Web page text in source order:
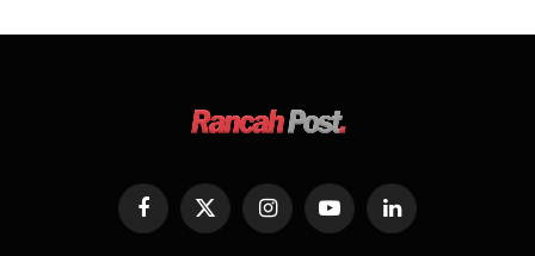
FacebookX
(Twitter)
InstagramYouTubeLinkedIn